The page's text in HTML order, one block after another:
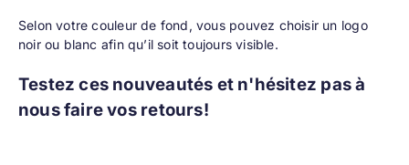
Selon votre couleur de fond, vous pouvez choisir un logo
noir ou blanc afin qu’il soit toujours visible.
Testez ces nouveautés et n'hésitez pas à
nous faire vos retours!